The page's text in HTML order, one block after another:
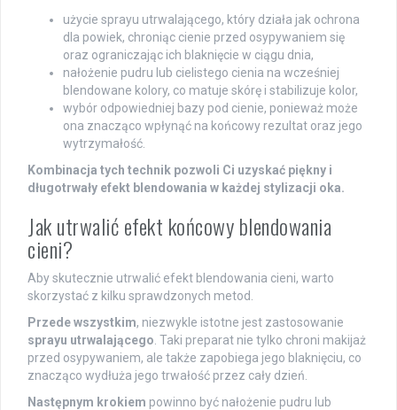
użycie sprayu utrwalającego, który działa jak ochrona
dla powiek, chroniąc cienie przed osypywaniem się
oraz ograniczając ich blaknięcie w ciągu dnia,
nałożenie pudru lub cielistego cienia na wcześniej
blendowane kolory, co matuje skórę i stabilizuje kolor,
wybór odpowiedniej bazy pod cienie, ponieważ może
ona znacząco wpłynąć na końcowy rezultat oraz jego
wytrzymałość.
Kombinacja tych technik pozwoli Ci uzyskać piękny i
długotrwały efekt blendowania w każdej stylizacji oka.
Jak utrwalić efekt końcowy blendowania
cieni?
Aby skutecznie utrwalić efekt blendowania cieni, warto
skorzystać z kilku sprawdzonych metod.
Przede wszystkim, niezwykle istotne jest zastosowanie
sprayu utrwalającego . Taki preparat nie tylko chroni makijaż
przed osypywaniem, ale także zapobiega jego blaknięciu, co
znacząco wydłuża jego trwałość przez cały dzień.
Następnym krokiem powinno być nałożenie pudru lub